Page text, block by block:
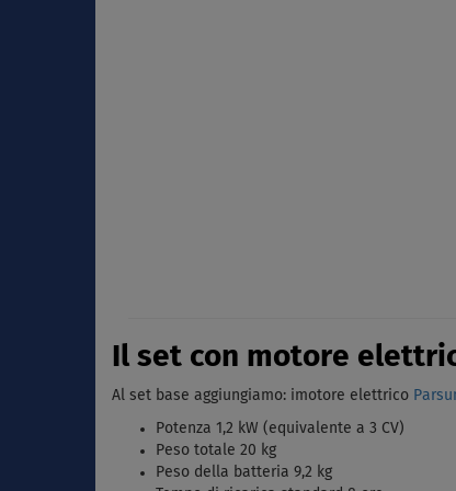
Il set con motore
Al set base aggiungiamo: imotore elettrico
Potenza 1,2 kW (equivalente a 3 CV)
Peso totale 20 kg
Peso della batteria 9,2 kg